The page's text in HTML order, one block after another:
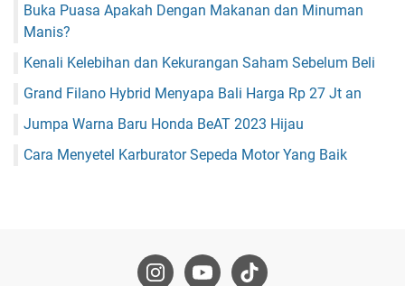
Buka Puasa Apakah Dengan Makanan dan Minuman
Manis?
Kenali Kelebihan dan Kekurangan Saham Sebelum Beli
Grand Filano Hybrid Menyapa Bali Harga Rp 27 Jt an
Jumpa Warna Baru Honda BeAT 2023 Hijau
Cara Menyetel Karburator Sepeda Motor Yang Baik